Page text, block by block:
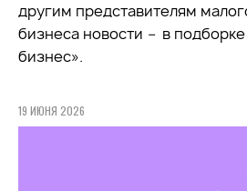
другим представителям
бизнеса новости – в
бизнес».
19 ИЮНЯ 2026